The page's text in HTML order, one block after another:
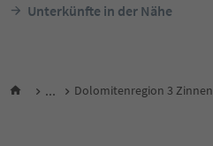
Unterkünfte in der Nähe
... Dolomitenregion 3 Zinnen